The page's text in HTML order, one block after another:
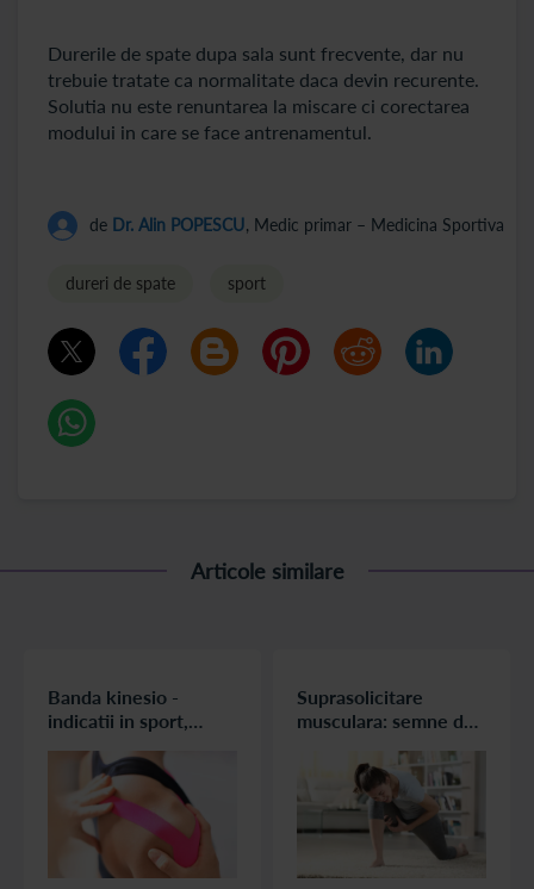
Durerile de spate dupa sala sunt frecvente, dar nu
trebuie tratate ca normalitate daca devin recurente.
Solutia nu este renuntarea la miscare ci corectarea
modului in care se face antrenamentul.
de Dr. Alin POPESCU, Medic primar – Medicina Sportiva
dureri de spate sport
Articole similare
Banda kinesio -
indicatii in sport,
recuperare,
reumatologie
Suprasolicitare
musculara: semne de
sportivi